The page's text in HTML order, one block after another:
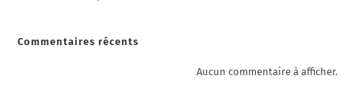
Commentaires récents
Aucun commentaire à afficher.